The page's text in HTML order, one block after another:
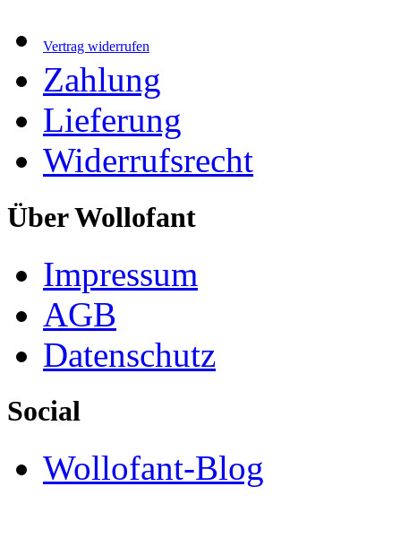
Vertrag widerrufen
Zahlung
Lieferung
Widerrufsrecht
Über Wollofant
Impressum
AGB
Datenschutz
Social
Wollofant-Blog